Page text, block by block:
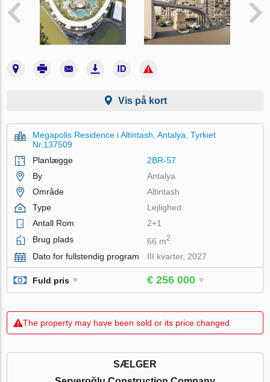
Vis på kort
Megapolis Residence i Altintash, Antalya, Tyrkiet
Nr.137509
Planlægge
2BR-57
By
Antalya
Område
Altintash
Type
Lejlighed
Antall Rom
2+1
Brug plads
66 m2
Dato for fullstendig program III kvarter, 2027
Fuld pris € 256 000
The property may have been sold or its price changed
SÆLGER